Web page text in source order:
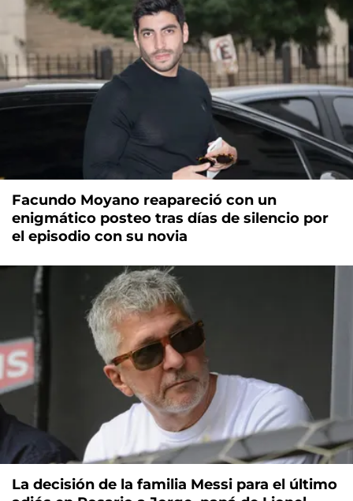
Facundo Moyano reapareció con un
enigmático posteo tras días de silencio por
el episodio con su novia
La decisión de la familia Messi para el último